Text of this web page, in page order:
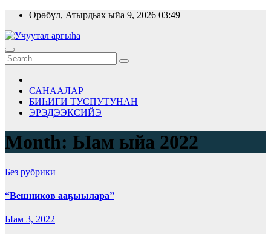
Skip
content
Өрөбүл, Атырдьах ыйа 9, 2026 03:49
САНААЛАР
БИҺИГИ ТУСПУТУНАН
ЭРЭДЭЭКСИЙЭ
Month: Ыам ыйа 2022
Без рубрики
“Вешников ааҕыылара”
Ыам 3, 2022